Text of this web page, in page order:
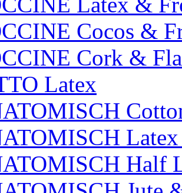
Cocos &
Cork &
Latex
Half